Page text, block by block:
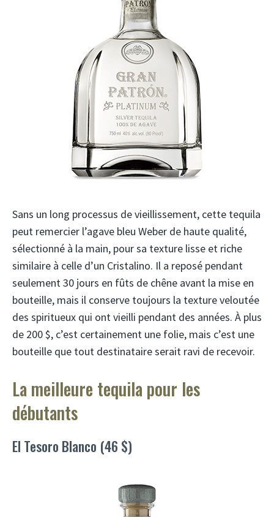
Sans un long processus de vieillissement, cette tequila
peut remercier l’agave bleu Weber de haute qualité,
sélectionné à la main, pour sa texture lisse et riche
similaire à celle d’un Cristalino. Il a reposé pendant
seulement 30 jours en fûts de chêne avant la mise en
bouteille, mais il conserve toujours la texture veloutée
des spiritueux qui ont vieilli pendant des années. À plus
de 200 $, c’est certainement une folie, mais c’est une
bouteille que tout destinataire serait ravi de recevoir.
La meilleure tequila pour les
débutants
El Tesoro Blanco (46 $)